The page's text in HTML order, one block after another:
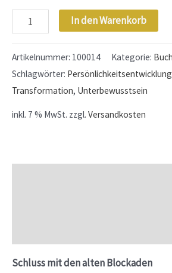
In den Warenkorb
Artikelnummer: 100014 Kategorie: Buch
Schlagwörter: Persönlichkeitsentwicklung
Transformation, Unterbewusstsein
inkl. 7 % MwSt. zzgl. Versandkosten
Schluss mit den alten Blockaden